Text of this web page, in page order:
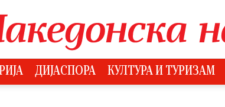
ДИЈАСПОРА КУЛТУРА И ТУРИЗАМ